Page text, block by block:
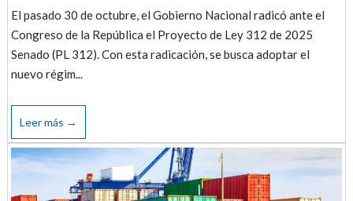
El pasado 30 de octubre, el Gobierno Nacional radicó ante el
Congreso de la República el Proyecto de Ley 312 de 2025
Senado (PL 312). Con esta radicación, se busca adoptar el
nuevo régim...
Leer más →